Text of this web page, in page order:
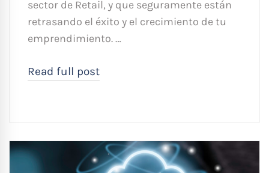
sector de Retail, y que seguramente están
retrasando el éxito y el crecimiento de tu
emprendimiento. …
Read full post